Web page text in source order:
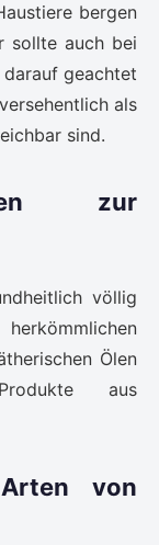
bergen
sollte auch bei
geachtet
als
sind.
zur
völlig
Ölen
aus
von